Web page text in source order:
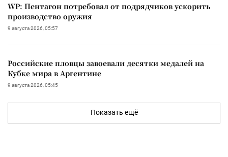
WP: Пентагон потребовал от подрядчиков ускорить
производство оружия
9 августа 2026, 05:57
Российские пловцы завоевали десятки медалей на
Кубке мира в Аргентине
9 августа 2026, 05:45
Показать ещё